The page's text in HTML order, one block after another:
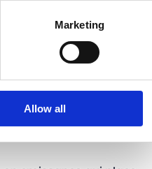
Marketing
Allow all
GIS / Utility.
pas encore.